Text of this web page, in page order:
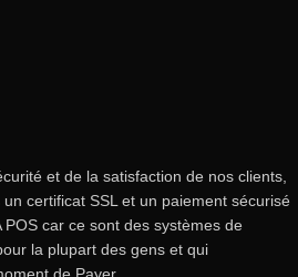
et de la satisfaction de nos clients,
certificat SSL et un paiement sécurisé
POS car ce sont des systèmes de
la plupart des gens et qui
de Payer.